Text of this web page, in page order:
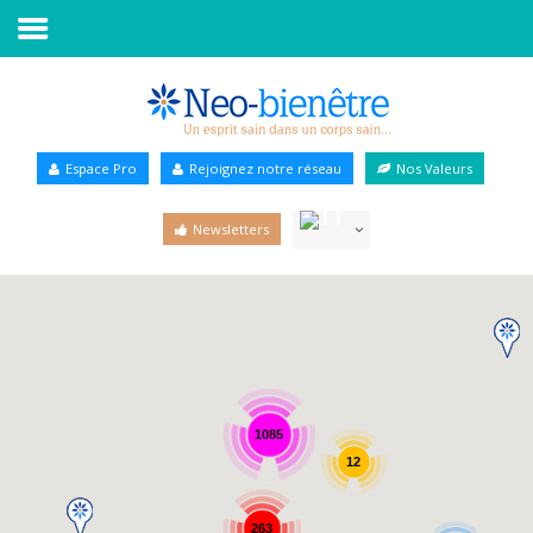
Annuaire Bien-être
Espace Pro Rejoignez notre réseau Nos Valeurs
Newsletters
1085
263
12